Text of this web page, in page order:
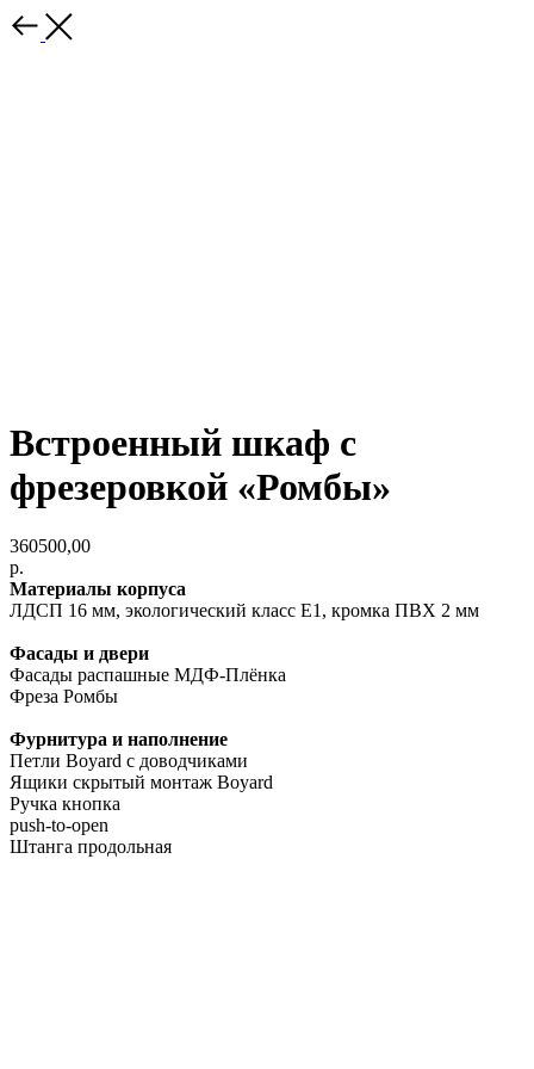
Встроенный шкаф с
фрезеровкой «Ромбы»
360500,00
р.
Материалы корпуса
ЛДСП 16 мм, экологический класс E1, кромка ПВХ 2 мм
Фасады и двери
Фасады распашные МДФ-Плёнка
Фреза Ромбы
Фурнитура и наполнение
Петли Boyard с доводчиками
Ящики скрытый монтаж Boyard
Ручка кнопка
push-to-open
Штанга продольная